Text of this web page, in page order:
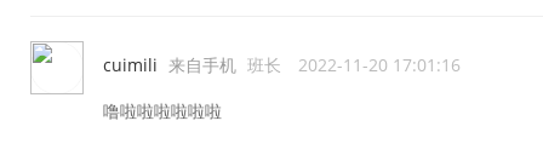
cuimili 来自手机 班长 2022-11-20 17:01:16
噜啦啦啦啦啦啦